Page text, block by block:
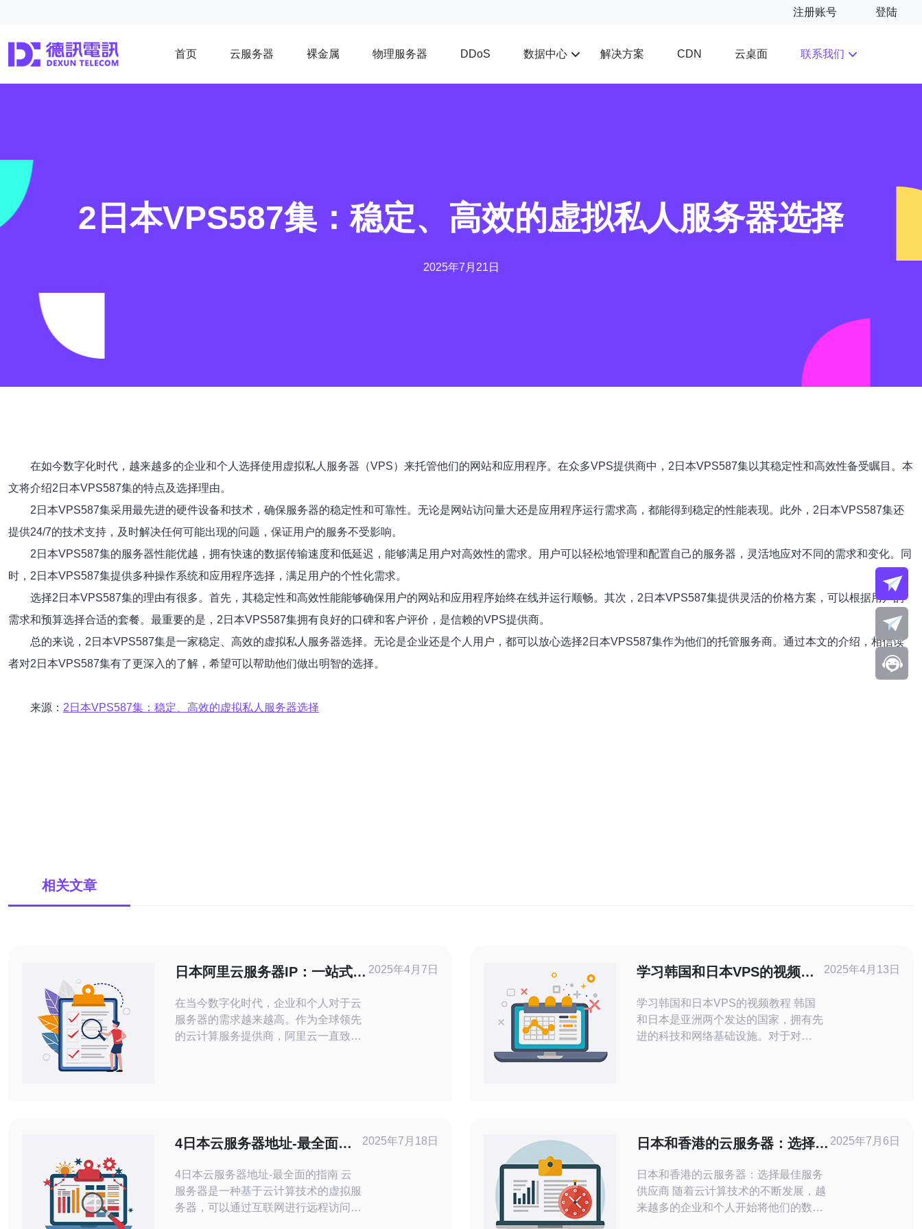
注册账号 登陆
首页 云服务器 裸金属 物理服务器 DDoS 数据中心 解决方案 CDN 云桌面 联系我们
2日本VPS587集：稳定、高效的虚拟私人服务器选择
2025年7月21日
在如今数字化时代，越来越多的企业和个人选择使用虚拟私人服务器（VPS）来托管他们的网站和应用程序。在众多VPS提供商中，2日本VPS587集以其稳定性和高效性备受瞩目。本
文将介绍2日本VPS587集的特点及选择理由。
2日本VPS587集采用最先进的硬件设备和技术，确保服务器的稳定性和可靠性。无论是网站访问量大还是应用程序运行需求高，都能得到稳定的性能表现。此外，2日本VPS587集还
提供24/7的技术支持，及时解决任何可能出现的问题，保证用户的服务不受影响。
2日本VPS587集的服务器性能优越，拥有快速的数据传输速度和低延迟，能够满足用户对高效性的需求。用户可以轻松地管理和配置自己的服务器，灵活地应对不同的需求和变化。同
时，2日本VPS587集提供多种操作系统和应用程序选择，满足用户的个性化需求。
选择2日本VPS587集的理由有很多。首先，其稳定性和高效性能能够确保用户的网站和应用程序始终在线并运行顺畅。其次，2日本VPS587集提供灵活的价格方案，可以根据用户的
需求和预算选择合适的套餐。最重要的是，2日本VPS587集拥有良好的口碑和客户评价，是信赖的VPS提供商。
总的来说，2日本VPS587集是一家稳定、高效的虚拟私人服务器选择。无论是企业还是个人用户，都可以放心选择2日本VPS587集作为他们的托管服务商。通过本文的介绍，相信读
者对2日本VPS587集有了更深入的了解，希望可以帮助他们做出明智的选择。
来源： 2日本VPS587集：稳定、高效的虚拟私人服务器选择
相关文章
日本阿里云服务器IP：一站式高
在当今数字化时代，企业和个人对于云
服务器的需求越来越高。作为全球领先
的云计算服务提供商，阿里云一直致力
重要城市。这些服务器IP提供了快速、
稳定的网络连接，可满足用户
2025年4月7日
学习韩国和日本VPS的视频教
学习韩国和日本VPS的视频教程 韩国
和日本是亚洲两个发达的国家，拥有先
进的科技和网络基础设施。对于对
因： 了解先进的科技和网络基础
2025年4月13日
4日本云服务器地址-最全面的
4日本云服务器地址-最全面的指南 云
服务器是一种基于云计算技术的虚拟服
务器，可以通过互联网进行远程访问和
2025年7月18日
日本和香港的云服务器：选择最
日本和香港的云服务器：选择最佳服务
供应商 随着云计算技术的不断发展，越
来越多的企业和个人开始将他们的数据
2025年7月6日